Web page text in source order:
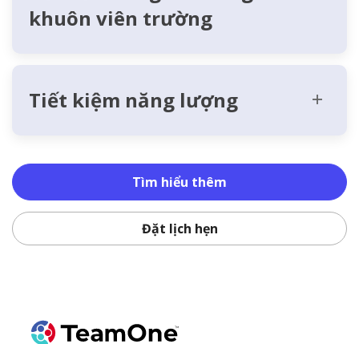
khuôn viên trường
Tiết kiệm năng lượng
Tìm hiểu thêm
Đặt lịch hẹn